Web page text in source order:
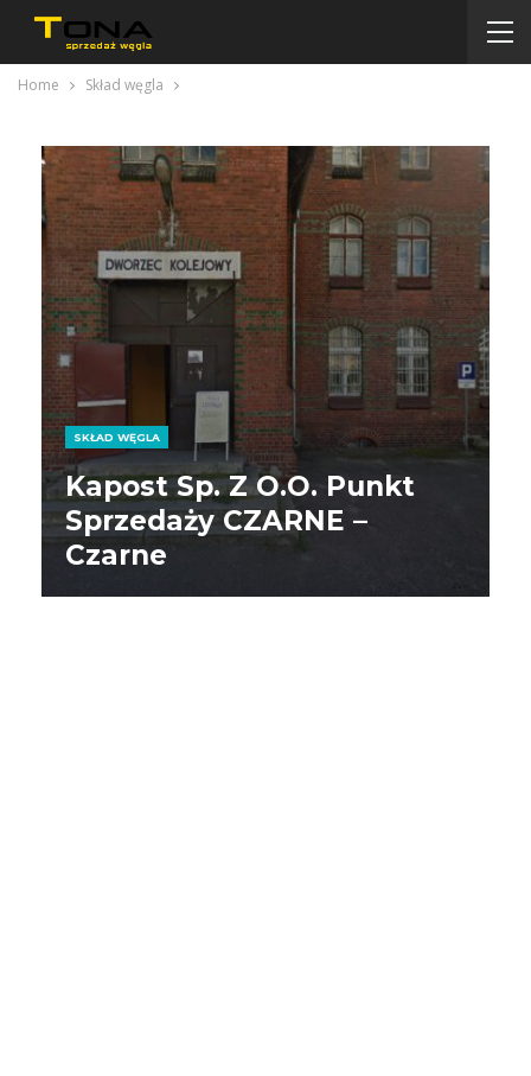
Home Skład węgla
SKŁAD WĘGLA
Kapost Sp. Z O.o. Punkt
Sprzedaży CZARNE –
Czarne